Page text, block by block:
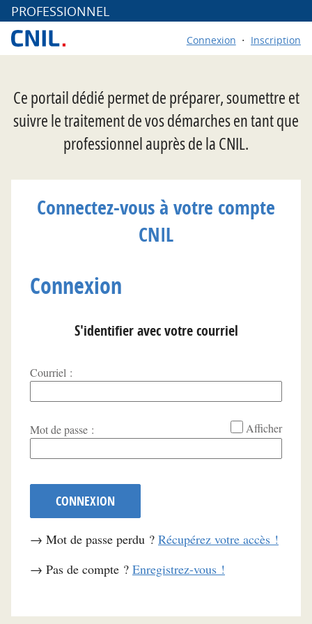
PROFESSIONNEL
Connexion Inscription
Ce portail dédié permet de préparer, soumettre et
suivre le traitement de vos démarches en tant que
professionnel auprès de la CNIL.
Connectez-vous à votre compte
CNIL
Connexion
S'identifier avec votre courriel
Courriel :
*
Mot de passe : Afficher
CONNEXION
→ Mot de passe perdu ? Récupérez votre accès !
→ Pas de compte ? Enregistrez-vous !